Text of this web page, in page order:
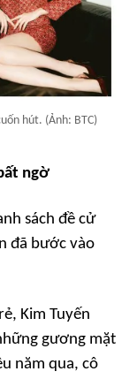
hút. (Ảnh: BTC)
ngờ
sách đề cử
đã bước vào
Kim Tuyến
gương mặt
năm qua, cô